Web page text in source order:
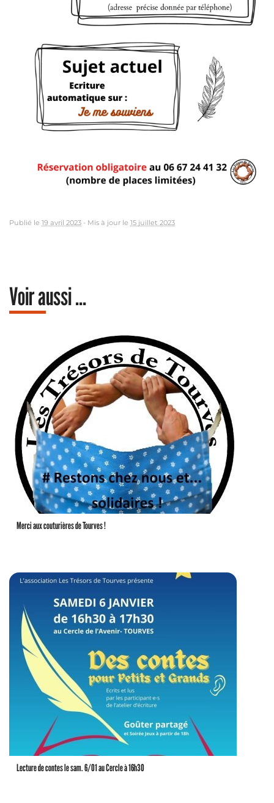
Publié le 19 avril 2023 - Mis à jour le 15 juillet 2023
Voir aussi ...
Merci aux couturières de Tourves !
Lecture de contes le sam. 6/01 au Cercle à 16h30